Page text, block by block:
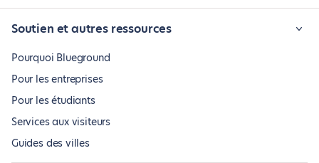
Soutien et autres ressources
Pourquoi Blueground
Pour les entreprises
Pour les étudiants
Services aux visiteurs
Guides des villes